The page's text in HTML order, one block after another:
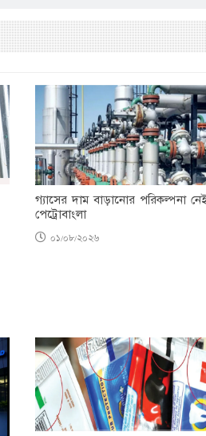
গ্যাসের দাম বাড়ানোর পরিকল্পনা
পেট্রোবাংলা
০১/০৮/২০২৬